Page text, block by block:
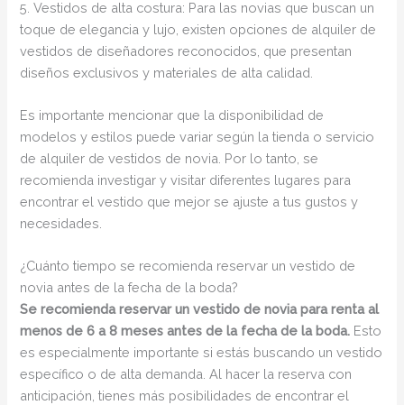
5. Vestidos de alta costura: Para las novias que buscan un
toque de elegancia y lujo, existen opciones de alquiler de
vestidos de diseñadores reconocidos, que presentan
diseños exclusivos y materiales de alta calidad.
Es importante mencionar que la disponibilidad de
modelos y estilos puede variar según la tienda o servicio
de alquiler de vestidos de novia. Por lo tanto, se
recomienda investigar y visitar diferentes lugares para
encontrar el vestido que mejor se ajuste a tus gustos y
necesidades.
¿Cuánto tiempo se recomienda reservar un vestido de
novia antes de la fecha de la boda?
Se recomienda reservar un vestido de novia para renta al
menos de 6 a 8 meses antes de la fecha de la boda. Esto
es especialmente importante si estás buscando un vestido
específico o de alta demanda. Al hacer la reserva con
anticipación, tienes más posibilidades de encontrar el